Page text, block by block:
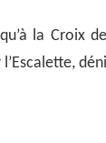
la Croix